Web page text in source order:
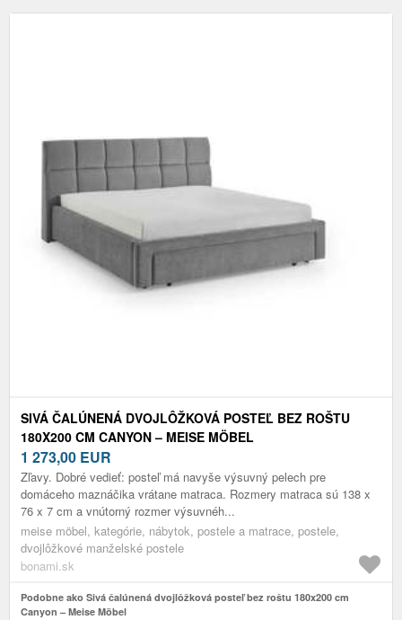
SIVÁ ČALÚNENÁ DVOJLÔŽKOVÁ POSTEĽ BEZ ROŠTU
180X200 CM CANYON – MEISE MÖBEL
1 273,00 EUR
Zľavy. Dobré vedieť: posteľ má navyše výsuvný pelech pre
domáceho maznáčika vrátane matraca. Rozmery matraca sú 138 x
76 x 7 cm a vnútorný rozmer výsuvnéh...
meise möbel, kategórie, nábytok, postele a matrace, postele,
dvojlôžkové manželské postele
bonami.sk
Podobne ako Sivá čalúnená dvojlôžková posteľ bez roštu 180x200 cm
Canyon – Meise Möbel